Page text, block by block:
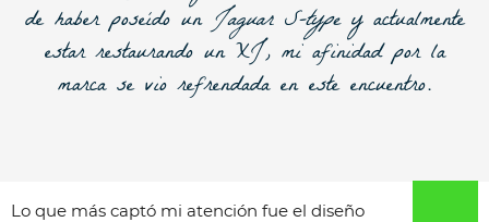
de haber poseído unJaguar S-typey actualmente
estar restaurando un XJ, mi afinidad por la
marca se vio refrendada en este encuentro.
Lo que más captó mi atención fue el diseño